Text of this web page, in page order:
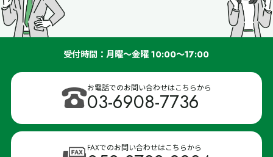
受付時間：月曜～金曜 10:00～17:00
お電話でのお問い合わせはこちらから
03-6908-7736
FAXでのお問い合わせはこちらから